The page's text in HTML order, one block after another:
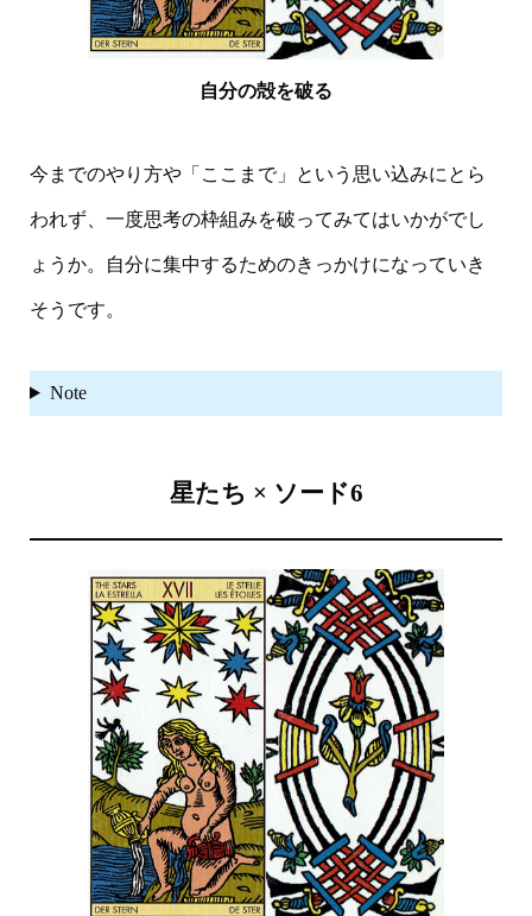
自分の殻を破る
今までのやり方や「ここまで」という思い込みにとら
われず、一度思考の枠組みを破ってみてはいかがでし
ょうか。自分に集中するためのきっかけになっていき
そうです。
Note
星たち × ソード6